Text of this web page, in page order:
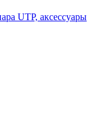
UTP, аксессуары